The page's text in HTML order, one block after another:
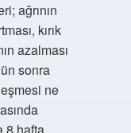
ağrının
kırık
azalması
sonra
ne